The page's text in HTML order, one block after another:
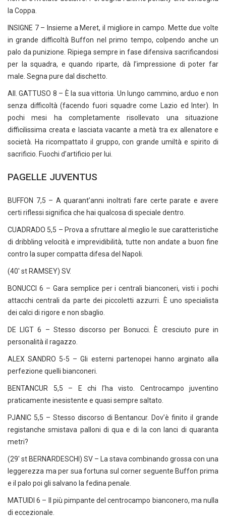
la Coppa.
INSIGNE 7 – Insieme a Meret, il migliore in campo. Mette due volte
in grande difficoltà Buffon nel primo tempo, colpendo anche un
palo da punizione. Ripiega sempre in fase difensiva sacrificandosi
per la squadra, e quando riparte, dà l’impressione di poter far
male. Segna pure dal dischetto.
All. GATTUSO 8 – È la sua vittoria. Un lungo cammino, arduo e non
senza difficoltà (facendo fuori squadre come Lazio ed Inter). In
pochi mesi ha completamente risollevato una situazione
difficilissima creata e lasciata vacante a metà tra ex allenatore e
società. Ha ricompattato il gruppo, con grande umiltà e spirito di
sacrificio. Fuochi d’artificio per lui.
PAGELLE JUVENTUS
BUFFON 7,5 – A quarant’anni inoltrati fare certe parate e avere
certi riflessi significa che hai qualcosa di speciale dentro.
CUADRADO 5,5 – Prova a sfruttare al meglio le sue caratteristiche
di dribbling velocità e imprevidibilità, tutte non andate a buon fine
contro la super compatta difesa del Napoli.
(40′ st RAMSEY) SV.
BONUCCI 6 – Gara semplice per i centrali bianconeri, visti i pochi
attacchi centrali da parte dei piccoletti azzurri. È uno specialista
dei calci di rigore e non sbaglio.
DE LIGT 6 – Stesso discorso per Bonucci. È cresciuto pure in
personalità il ragazzo.
ALEX SANDRO 5-5 – Gli esterni partenopei hanno arginato alla
perfezione quelli bianconeri.
BENTANCUR 5,5 – E chi l’ha visto. Centrocampo juventino
praticamente inesistente e quasi sempre saltato.
PJANIC 5,5 – Stesso discorso di Bentancur. Dov’è finito il grande
registanche smistava palloni di qua e di la con lanci di quaranta
metri?
(29′ st BERNARDESCHI) SV – La stava combinando grossa con una
leggerezza ma per sua fortuna sul corner seguente Buffon prima
e il palo poi gli salvano la fedina penale.
MATUIDI 6 – Il più pimpante del centrocampo bianconero, ma nulla
di eccezionale.